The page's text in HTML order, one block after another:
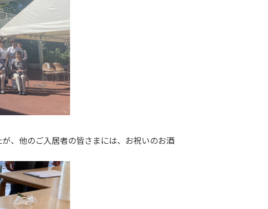
、他のご入居者の皆さまには、お祝いのお酒